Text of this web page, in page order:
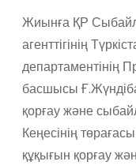
Жиынға ҚР
агенттігінің
департаментінің
басшысы
қорғау және
Кеңесінің
құқығын қорғау